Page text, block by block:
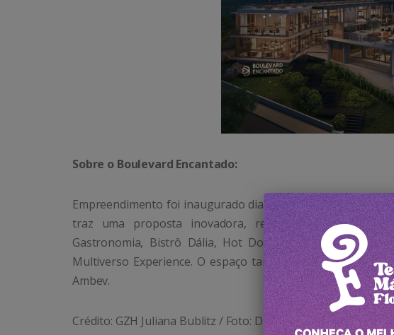
Sobre o Boulevard Encantado:
Empreendimento foi inaugurado dia 21 de novembro desse
traz uma proposta inovadora, reunindo marcas de
Gastronomia, Bistrô Dália, Hot Dog do Charles,
Multiverso Experience. O espaço também conta com o
Ambev.
Crédito: GZH Juliana Bublitz / Foto: Divulgação